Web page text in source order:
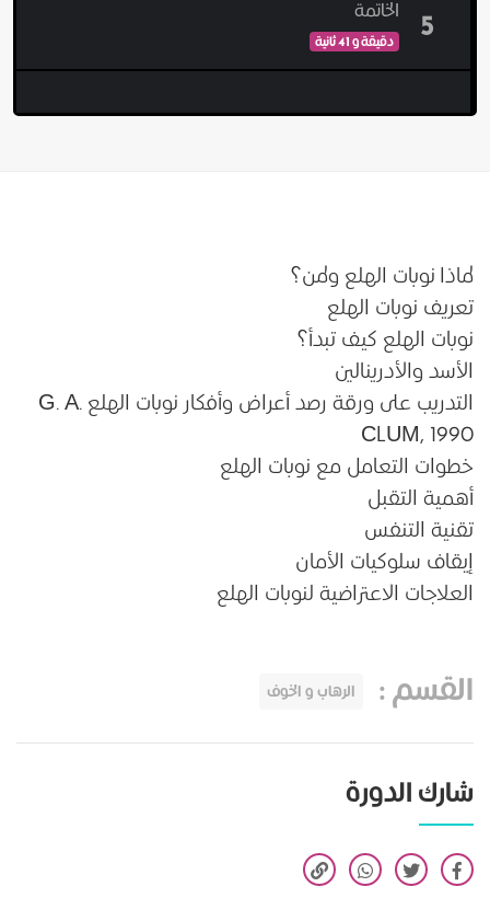
5 الخاتمة
دقيقة و 41 ثانية
لماذا نوبات الهلع ولمن؟
تعريف نوبات الهلع
نوبات الهلع كيف تبدأ؟
الأسد والأدرينالين
التدريب على ورقة رصد أعراض وأفكار نوبات الهلع G. A.
CLUM, 1990
خطوات التعامل مع نوبات الهلع
أهمية التقبل
تقنية التنفس
إيقاف سلوكيات الأمان
العلاجات الاعتراضية لنوبات الهلع
القسم: الرهاب و الخوف
شارك الدورة